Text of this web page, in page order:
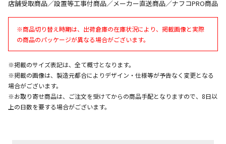
店舗受取商品／設置等工事付商品／メーカー直送商品／ナフコPRO商品
※商品切り替え時期は、出荷倉庫の在庫状況により、掲載画像と実際
の商品のパッケージが異なる場合がございます。
※掲載のサイズ表記は、全て概寸となります。
※掲載の画像は、製造元都合によりデザイン・仕様等が予告なく変更となる
場合がございます。
※お取り寄せ商品は、ご注文を受けてからの商品手配となりますので、8日以
上の日数を要する場合がございます。